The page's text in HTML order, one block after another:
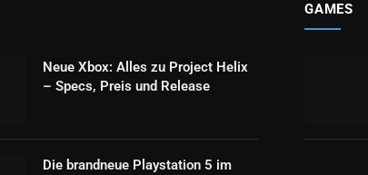
Neue Xbox: Alles zu Project Helix
– Specs, Preis und Release
Die brandneue Playstation 5 im
GAMES